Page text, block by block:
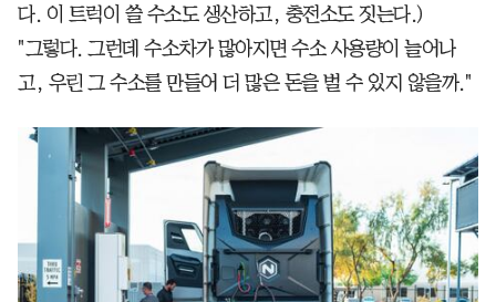
다. 이 트럭이 쓸 수소도 생산하고, 충전소도 짓는다.)
"그렇다. 그런데 수소차가 많아지면 수소 사용량이 늘어나
고, 우린 그 수소를 만들어 더 많은 돈을 벌 수 있지 않을까."